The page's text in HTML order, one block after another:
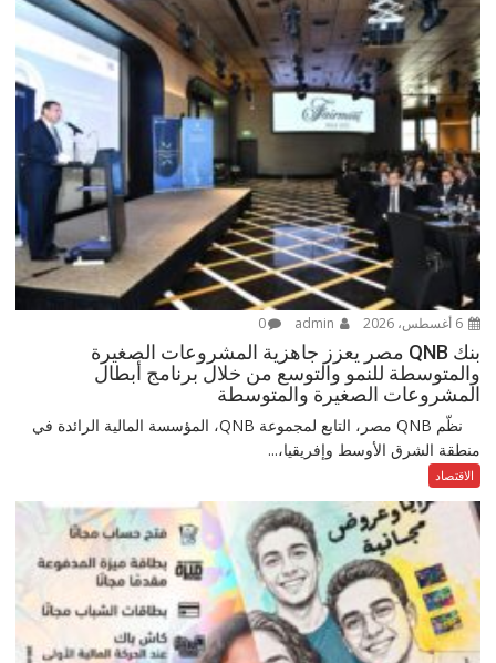
6 أغسطس، 2026 0
بنك QNB مصر يعزز جاهزية المشروعات الصغيرة
والمتوسطة للنمو والتوسع من خلال برنامج أبطال
المشروعات الصغيرة والمتوسطة
نظّم QNB مصر، التابع لمجموعة QNB، المؤسسة المالية الرائدة في
منطقة الشرق الأوسط وإفريقيا،...
الاقتصاد